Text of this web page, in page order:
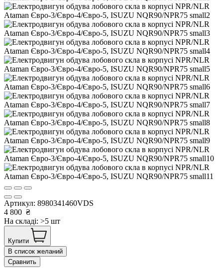
Артикул: 8980341460VDS
4 800 ₴
На складі: >5 шт
Купити
В список желаний
Сравнить